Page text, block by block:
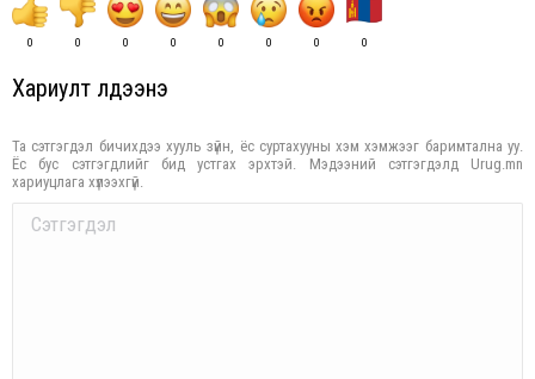
0 0 0 0 0 0 0 0
Хариулт үлдээнэ үү
Та сэтгэгдэл бичихдээ хууль зүйн, ёс суртахууны хэм хэмжээг баримтална уу.
Ёс бус сэтгэгдлийг бид устгах эрхтэй. Мэдээний сэтгэгдэлд Urug.mn
хариуцлага хүлээхгүй.
Comment